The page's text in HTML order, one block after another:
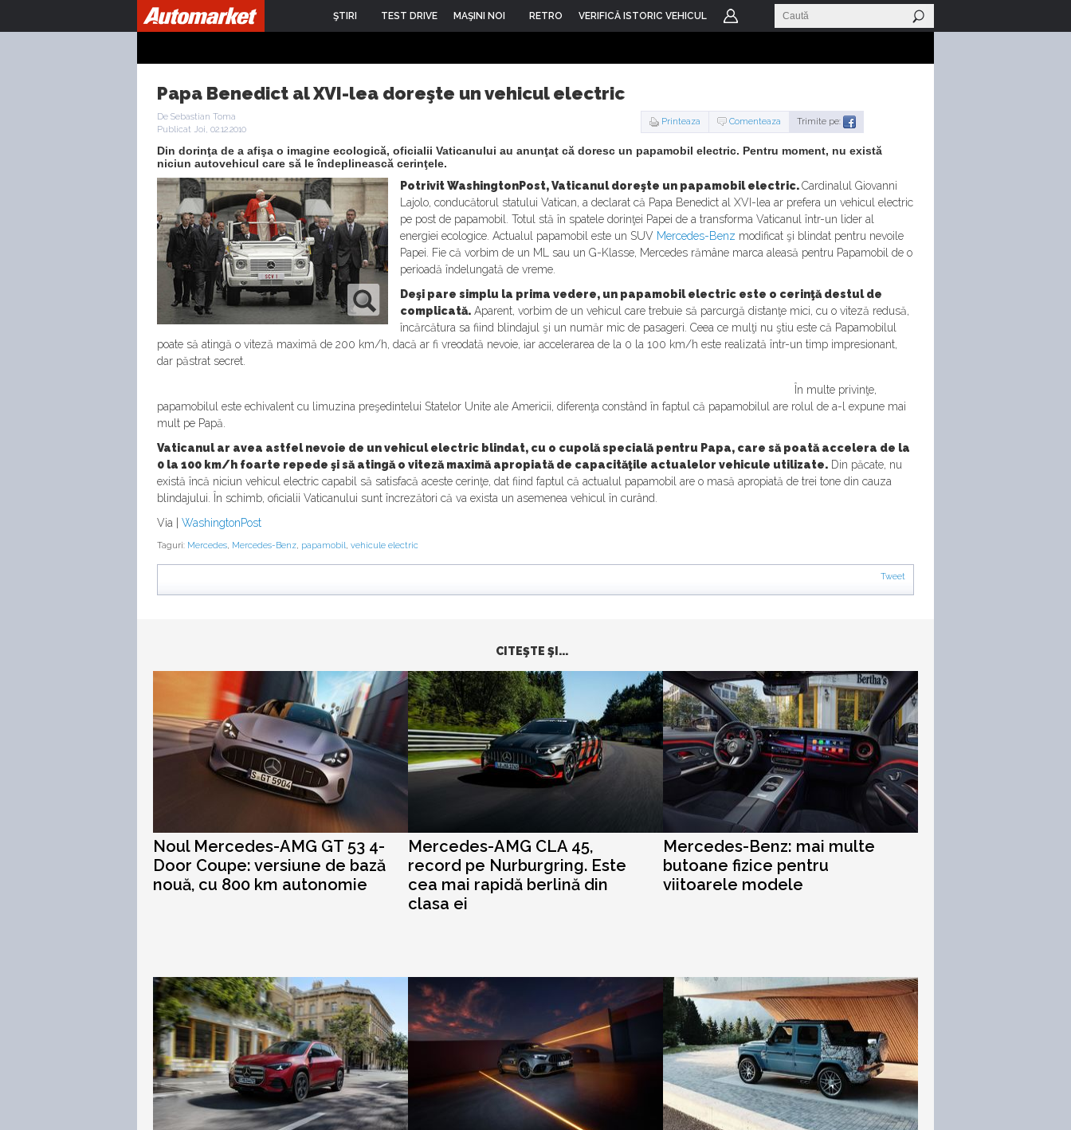
ŞTIRI TEST DRIVE MAŞINI NOI RETRO VERIFICĂ ISTORIC VEHICUL
Papa Benedict al XVI-lea doreşte un vehicul electric
De Sebastian Toma
Publicat Joi, 02.12.2010
Printeaza Comenteaza Trimite pe:
Din dorinţa de a afişa o imagine ecologică, oficialii Vaticanului au anunţat că doresc un papamobil electric. Pentru moment, nu există
niciun autovehicul care să le îndeplinească cerinţele.
Potrivit WashingtonPost, Vaticanul doreşte un papamobil electric.Cardinalul Giovanni
Lajolo, conducătorul statului Vatican, a declarat că Papa Benedict al XVI-lea ar prefera un vehicul electric
pe post de papamobil. Totul stă în spatele dorinţei Papei de a transforma Vaticanul într-un lider al
energiei ecologice. Actualul papamobil este un SUV Mercedes-Benz modificat şi blindat pentru nevoile
Papei. Fie că vorbim de un ML sau un G-Klasse, Mercedes rămâne marca aleasă pentru Papamobil de o
perioadă îndelungată de vreme.
Deşi pare simplu la prima vedere, un papamobil electric este o cerinţă destul de
complicată. Aparent, vorbim de un vehicul care trebuie să parcurgă distanţe mici, cu o viteză redusă,
încărcătura sa fiind blindajul şi un număr mic de pasageri. Ceea ce mulţi nu ştiu este că Papamobilul
poate să atingă o viteză maximă de 200 km/h, dacă ar fi vreodată nevoie, iar accelerarea de la 0 la 100 km/h este realizată într-un timp impresionant,
dar păstrat secret.
În multe privinţe,
papamobilul este echivalent cu limuzina preşedintelui Statelor Unite ale Americii, diferenţa constând în faptul că papamobilul are rolul de a-l expune mai
mult pe Papă.
Vaticanul ar avea astfel nevoie de un vehicul electric blindat, cu o cupolă specială pentru Papa, care să poată accelera de la
0 la 100 km/h foarte repede şi să atingă o viteză maximă apropiată de capacităţile actualelor vehicule utilizate. Din păcate, nu
există încă niciun vehicul electric capabil să satisfacă aceste cerinţe, dat fiind faptul că actualul papamobil are o masă apropiată de trei tone din cauza
blindajului. În schimb, oficialii Vaticanului sunt încrezători că va exista un asemenea vehicul în curând.
Via | WashingtonPost
Taguri: Mercedes, Mercedes-Benz, papamobil, vehicule electric
Tweet
CITEŞTE ŞI...
Noul Mercedes-AMG GT 53 4-
Door Coupe: versiune de bază
nouă, cu 800 km autonomie
Mercedes-AMG CLA 45,
record pe Nurburgring. Este
cea mai rapidă berlină din
clasa ei
Mercedes-Benz: mai multe
butoane fizice pentru
viitoarele modele